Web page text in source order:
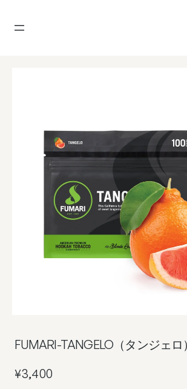
容
FUMARI-TANGELO（タンジェロ
¥3,400